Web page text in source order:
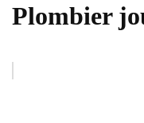
Plombier